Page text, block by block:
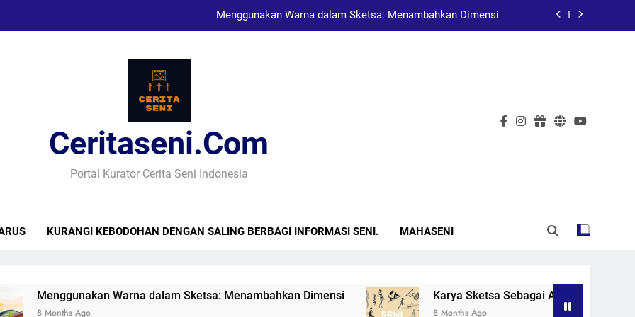
Menggunakan Warna dalam Sketsa: Menambahkan Dimensi
Seni Visual dan Implikasi Sosial: Menggugah Kesadaran Melalui Karya
Menggunakan Warna dalam Sketsa: Menambahkan Dimensi
Karya Sketsa Sebagai Alat Pembelajaran dalam Pendidikan Seni
Ceritaseni.com
Portal Kurator Cerita Seni Indonesia
KURANGI KEBODOHAN DENGAN SALING BERBAGI INFORMASI SENI. MAHASENI
Menggunakan Warna dalam Sketsa: Menambahkan Dimensi
8 Months Ago
Karya Sketsa Sebagai Alat Pembelajaran
8 Months Ago